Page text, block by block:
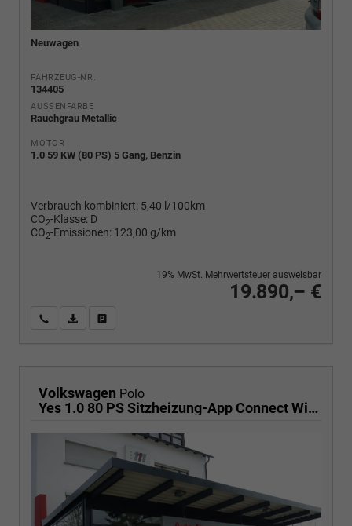
Neuwagen
FAHRZEUG-NR.
134405
AUSSENFARBE
Rauchgrau Metallic
MOTOR
1.0 59 KW (80 PS) 5 Gang, Benzin
Verbrauch kombiniert: 5,40 l/100km
CO2-Klasse: D
CO2-Emissionen: 123,00 g/km
19.890,– €
19% MwSt. Mehrwertsteuer ausweisbar
Wir rufen Sie anPDF-Fahrzeugexposé drucken
Volkswagen Polo
Yes 1.0 80 PS Sitzheizung-App Connect Wireless-Einparkhilfe-Klima-Sofort